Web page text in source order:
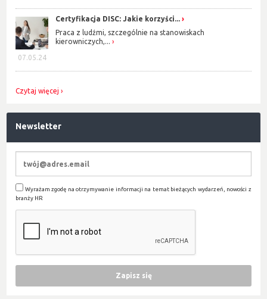
07.05.24
Certyfikacja DISC: Jakie korzyści...
Praca z ludźmi, szczególnie na stanowiskach
kierowniczych,...
Czytaj więcej
Newsletter
Wyrażam zgodę na otrzymywanie informacji na temat bieżących wydarzeń, nowości z
branży HR